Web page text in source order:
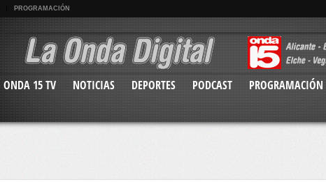
PROGRAMACIÓN
ONDA 15 TV NOTICIAS DEPORTES PODCAST PROGRAMACIÓN